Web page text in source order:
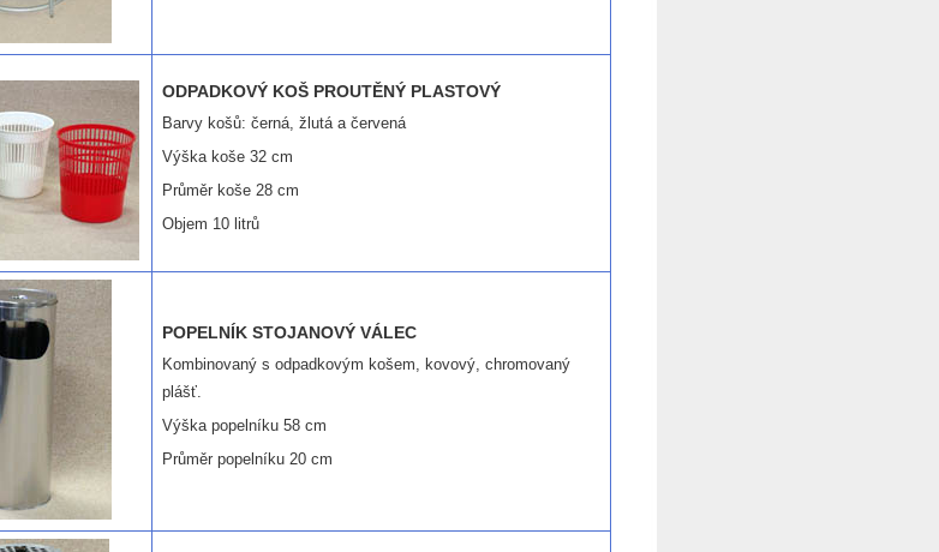
ODPADKOVÝ KOŠ PROUTĚNÝ PLASTOVÝ
Barvy košů: černá, žlutá a červená
Výška koše 32 cm
Průměr koše 28 cm
Objem 10 litrů
POPELNÍK STOJANOVÝ VÁLEC
Kombinovaný s odpadkovým košem, kovový, chromovaný
plášť.
Výška popelníku 58 cm
Průměr popelníku 20 cm